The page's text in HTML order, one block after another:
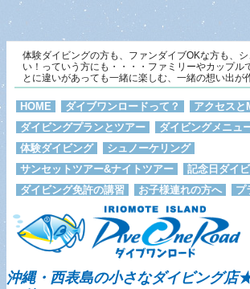
体験ダイビングの方も、ファンダイブOKな方も、
い！っていう方にも・・・・ファミリーやカップル
とに違いがあっても一緒に楽しむ、一緒の想い出が
HOME ダイブワンロードって？
アクセスと
ダイビングプランとツアー
ダイビングメニュ
体験ダイビング
シュノーケリング
サンセットツアー&ナイトツアー
記念日ダイ
ダイビング免許の講習
お子様連れの方へ プ
沖縄・西表島の小さなダイビング店